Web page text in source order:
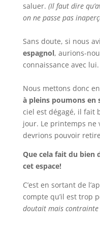
saluer. (Il faut dire
on ne passe pas
Sans doute, si nous
espagnol, aurions-
connaissance avec lui.
Nous mettons donc
à pleins poumons en
ciel est dégagé, il fait
jour. Le printemps ne
devrions pouvoir
Que cela fait du bien
cet espace!
C’est en sortant de
compte qu’il est trop
doutait mais contrainte